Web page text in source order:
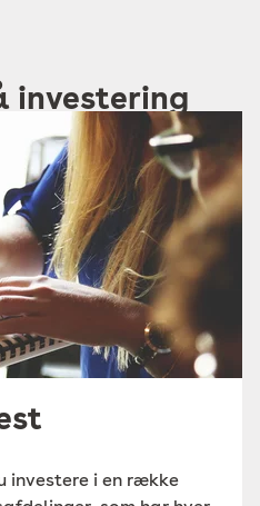
investering
investere i en række